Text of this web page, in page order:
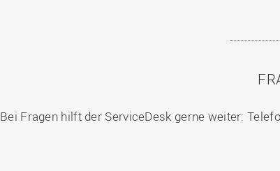
Bei Fragen hilft der ServiceDesk gerne weiter: